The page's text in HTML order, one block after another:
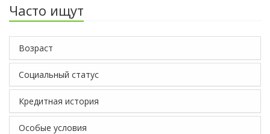
Часто ищут
Возраст
Социальный статус
Кредитная история
Особые условия